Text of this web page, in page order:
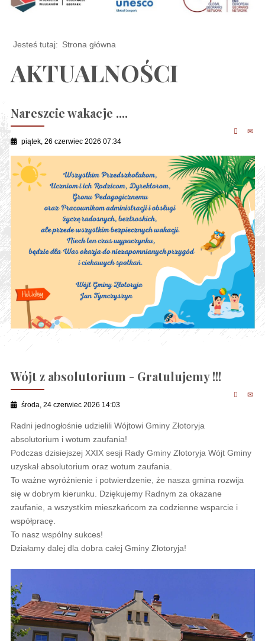
Jesteś tutaj: Strona główna
AKTUALNOŚCI
Nareszcie wakacje ....
piątek, 26 czerwiec 2026 07:34
Wójt z absolutorium - Gratulujemy !!!
środa, 24 czerwiec 2026 14:03
Radni jednogłośnie udzielili Wójtowi Gminy Złotoryja
absolutorium i wotum zaufania!
Podczas dzisiejszej XXIX sesji Rady Gminy Złotoryja Wójt Gminy
uzyskał absolutorium oraz wotum zaufania.
To ważne wyróżnienie i potwierdzenie, że nasza gmina rozwija
się w dobrym kierunku. Dziękujemy Radnym za okazane
zaufanie, a wszystkim mieszkańcom za codzienne wsparcie i
współpracę.
To nasz wspólny sukces!
Działamy dalej dla dobra całej Gminy Złotoryja!